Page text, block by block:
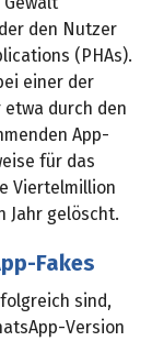
den Nutzer
(PHAs).
einer der
durch den
App-
für das
Viertelmillion
Jahr gelöscht.
Fakes
sind,
Version